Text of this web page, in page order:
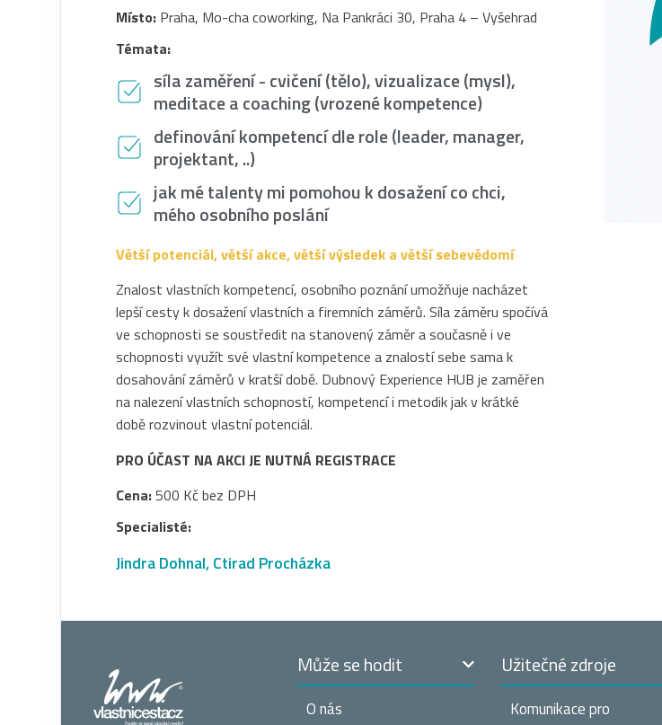
Místo: Praha, Mo-cha coworking, Na Pankráci 30, Praha 4 – Vyšehrad
Témata:
síla zaměření - cvičení (tělo), vizualizace (mysl),
meditace a coaching (vrozené kompetence)
definování kompetencí dle role (leader, manager,
projektant, ..)
jak mé talenty mi pomohou k dosažení co chci,
mého osobního poslání
Větší potenciál, větší akce, větší výsledek a větší sebevědomí
Znalost vlastních kompetencí, osobního poznání umožňuje nacházet
lepší cesty k dosažení vlastních a firemních záměrů. Síla záměru spočívá
ve schopnosti se soustředit na stanovený záměr a současně i ve
schopnosti využít své vlastní kompetence a znalostí sebe sama k
dosahování záměrů v kratší době. Dubnový Experience HUB je zaměřen
na nalezení vlastních schopností, kompetencí i metodik jak v krátké
době rozvinout vlastní potenciál.
PRO ÚČAST NA AKCI JE NUTNÁ REGISTRACE
Cena:500 Kč bez DPH
Specialisté:
Jindra Dohnal,Ctirad Procházka
Může se hodit
O nás
Užitečné zdroje
Komunikace pro